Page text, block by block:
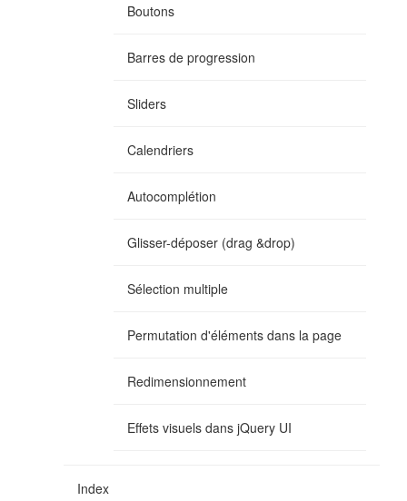
Boutons
Barres de progression
Sliders
Calendriers
Autocomplétion
Glisser-déposer (drag &drop)
Sélection multiple
Permutation d'éléments dans la page
Redimensionnement
Effets visuels dans jQuery UI
Index